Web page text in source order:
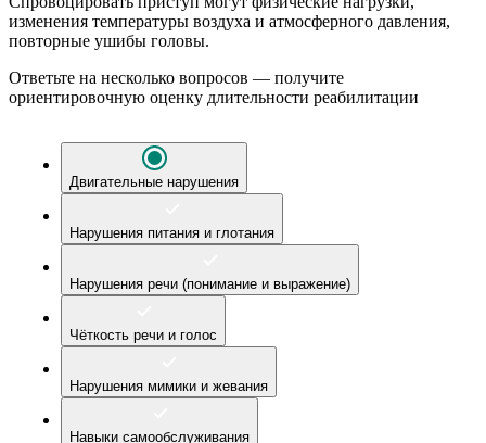
изменения температуры воздуха и атмосферного давления,
повторные ушибы головы.
Ответьте на несколько вопросов — получите
ориентировочную оценку длительности реабилитации